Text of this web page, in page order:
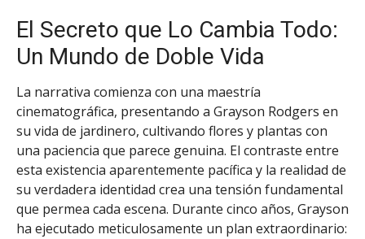
El Secreto que Lo Cambia Todo:
Un Mundo de Doble Vida
La narrativa comienza con una maestría
cinematográfica, presentando a Grayson Rodgers en
su vida de jardinero, cultivando flores y plantas con
una paciencia que parece genuina. El contraste entre
esta existencia aparentemente pacífica y la realidad de
su verdadera identidad crea una tensión fundamental
que permea cada escena. Durante cinco años, Grayson
ha ejecutado meticulosamente un plan extraordinario: